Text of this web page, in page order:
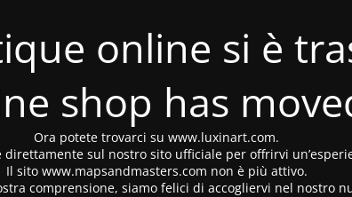
online si è
shop has
Ora potete trovarci su www.luxinart.com.
sul nostro sito ufficiale per offrirvi
Il sito www.mapsandmasters.com non è più attivo.
comprensione, siamo felici di accogliervi nel nostro